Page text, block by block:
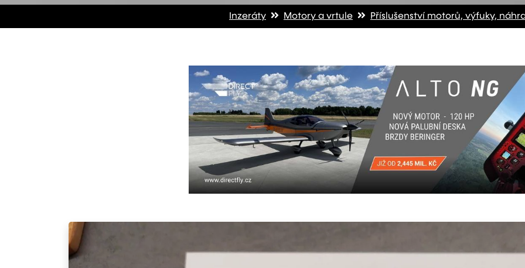
Inzeráty Motory a vrtule Příslušenství motorů, výfuky,